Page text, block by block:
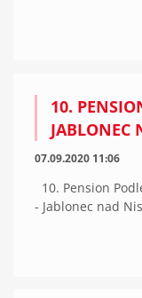
10.
JABLONEC
07.09.2020 11:06
10. Pension
- Jablonec nad